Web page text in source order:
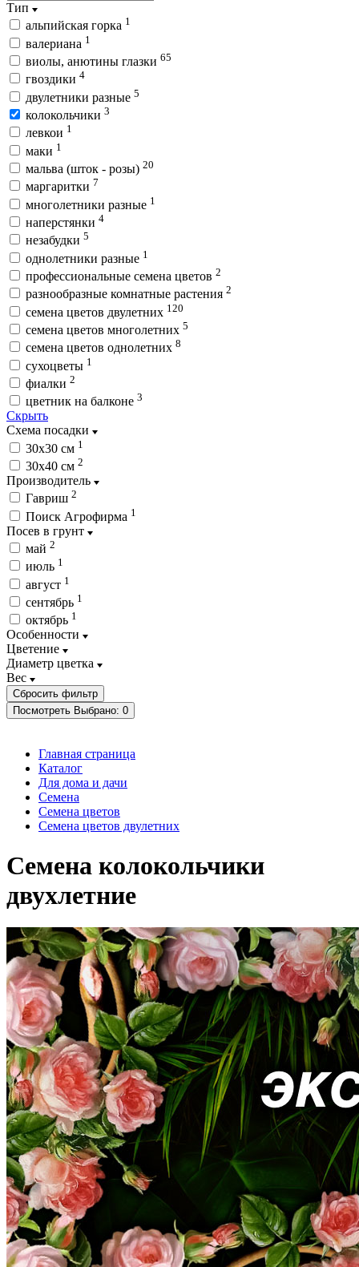
Тип
альпийская горка 1
валериана 1
виолы, анютины глазки 65
гвоздики 4
двулетники разные 5
колокольчики 3
левкои 1
маки 1
мальва (шток - розы) 20
маргаритки 7
многолетники разные 1
наперстянки 4
незабудки 5
однолетники разные 1
профессиональные семена цветов 2
разнообразные комнатные растения 2
семена цветов двулетних 120
семена цветов многолетних 5
семена цветов однолетних 8
сухоцветы 1
фиалки 2
цветник на балконе 3
Скрыть
Схема посадки
30х30 см 1
30х40 см 2
Производитель
Гавриш 2
Поиск Агрофирма 1
Посев в грунт
май 2
июль 1
август 1
сентябрь 1
октябрь 1
Особенности
Цветение
Диаметр цветка
Вес
Посмотреть Выбрано: 0
Главная страница
Каталог
Для дома и дачи
Семена
Семена цветов
Семена цветов двулетних
Семена колокольчики
двухлетние